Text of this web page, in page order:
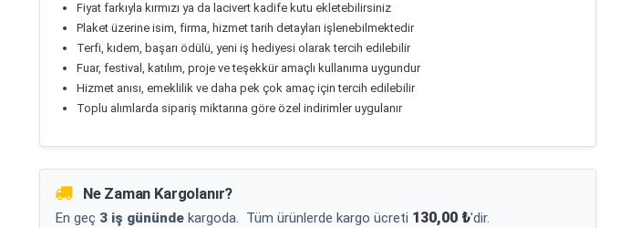
Fiyat farkıyla kırmızı ya da lacivert kadife kutu ekletebilirsiniz
Plaket üzerine isim, firma, hizmet tarih detayları işlenebilmektedir
Terfi, kıdem, başarı ödülü, yeni iş hediyesi olarak tercih edilebilir
Fuar, festival, katılım, proje ve teşekkür amaçlı kullanıma uygundur
Hizmet anısı, emeklilik ve daha pek çok amaç için tercih edilebilir
Toplu alımlarda sipariş miktarına göre özel indirimler uygulanır
Ne Zaman Kargolanır?
En geç 3 iş gününde kargoda. Tüm ürünlerde kargo ücreti 130,00 ₺'dir.